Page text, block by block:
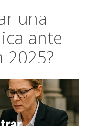
una
ante
2025?